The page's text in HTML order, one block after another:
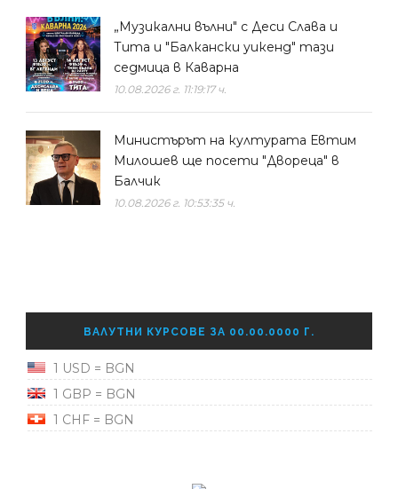
„Музикални вълни" с Деси Слава и
Тита и "Балкански уикенд" тази
седмица в Каварна
10.08.2026 г. 11:19:17 ч.
Министърът на културата Евтим
Милошев ще посети "Двореца" в
Балчик
10.08.2026 г. 10:53:35 ч.
ВАЛУТНИ КУРСОВЕ ЗА 00.00.0000 Г.
1 USD = BGN
1 GBP = BGN
1 CHF = BGN